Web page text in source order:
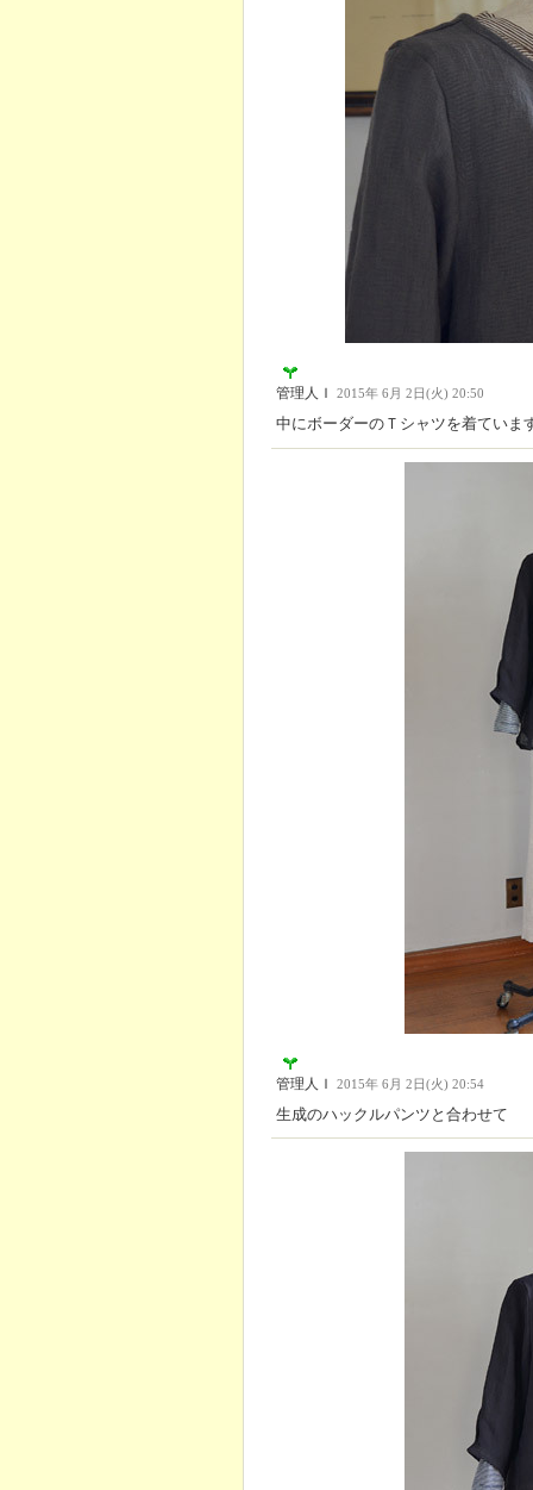
管理人Ｉ 2015年 6月 2日(火) 20:50
中にボーダーのＴシャツを着ていま
管理人Ｉ 2015年 6月 2日(火) 20:54
生成のハックルパンツと合わせて